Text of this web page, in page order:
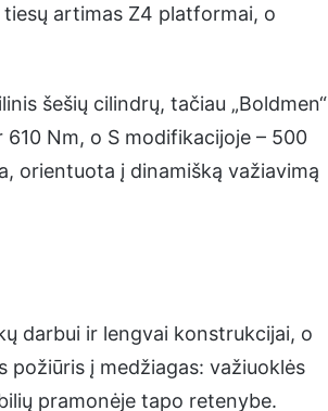
artimas Z4 platformai, o
šešių cilindrų, tačiau „Boldmen“
Nm, o S modifikacijoje – 500
orientuota į dinamišką važiavimą
darbui ir lengvai konstrukcijai, o
požiūris į medžiagas: važiuoklės
pramonėje tapo retenybe.